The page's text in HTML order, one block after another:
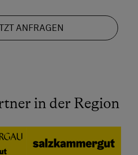
ANFRAGEN
in der Region